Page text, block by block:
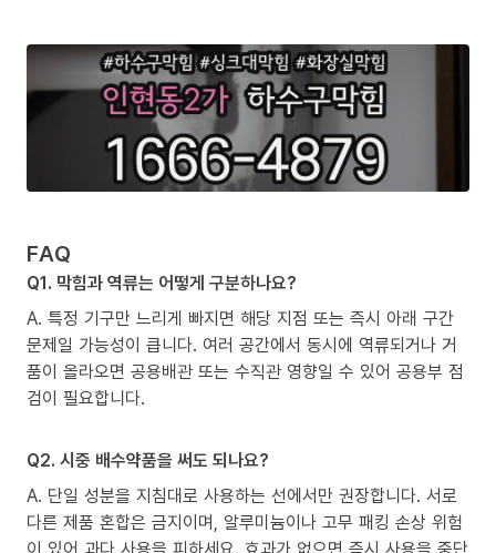
FAQ
Q1. 막힘과 역류는 어떻게 구분하나요?
A. 특정 기구만 느리게 빠지면 해당 지점 또는 즉시 아래 구간
문제일 가능성이 큽니다. 여러 공간에서 동시에 역류되거나 거
품이 올라오면 공용배관 또는 수직관 영향일 수 있어 공용부 점
검이 필요합니다.
Q2. 시중 배수약품을 써도 되나요?
A. 단일 성분을 지침대로 사용하는 선에서만 권장합니다. 서로
다른 제품 혼합은 금지이며, 알루미늄이나 고무 패킹 손상 위험